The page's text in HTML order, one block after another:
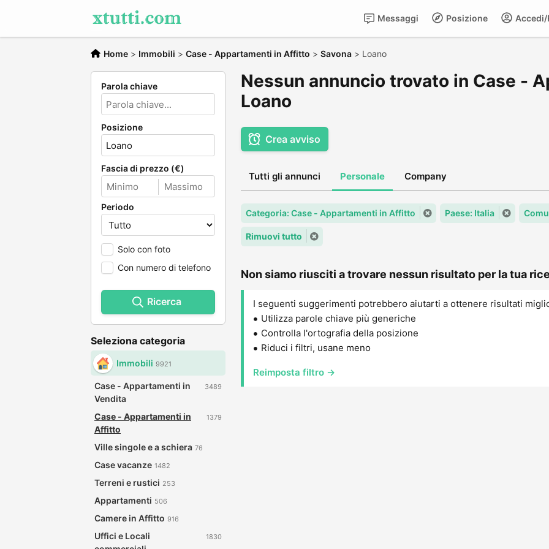
Posizione
Messaggi
Home > Immobili > Case - Appartamenti in Affitto > Savona > Loano
Parola chiave
Posizione
Fascia di prezzo (€)
Periodo
Solo con foto
Con numero di telefono
Ricerca
Seleziona categoria
Immobili 9921
Case - Appartamenti in
Vendita
3489
Case - Appartamenti in
Affitto
1379
Ville singole e a schiera 76
Case vacanze 1482
Terreni e rustici 253
Appartamenti 506
Camere in Affitto 916
Uffici e Locali
1830
Nessun annuncio trovato in Case -
Loano
Crea avviso
Tutti gli annunci Personale Company
Categoria: Case - Appartamenti in Affitto Paese: Italia
Rimuovi tutto
Non siamo riusciti a trovare nessun risultato per la tua
I seguenti suggerimenti potrebbero aiutarti a ottenere risultati
Utilizza parole chiave più generiche
Controlla l'ortografia della posizione
Riduci i filtri, usane meno
Reimposta filtro →